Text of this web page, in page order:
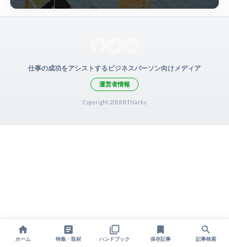
仕事の成功をアシストするビジネスパーソン向けメディア
運営者情報
Copyright 2018 BTHacks
ホーム 特集・取材 ハンドブック 保存記事 記事検索